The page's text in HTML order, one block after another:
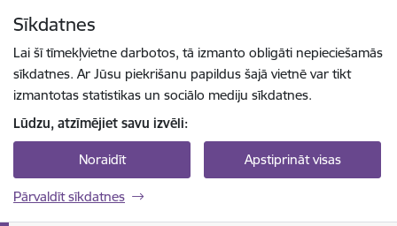
Sīkdatnes
Lai šī tīmekļvietne darbotos, tā izmanto obligāti nepieciešamās
sīkdatnes. Ar Jūsu piekrišanu papildus šajā vietnē var tikt
izmantotas statistikas un sociālo mediju sīkdatnes.
Lūdzu, atzīmējiet savu izvēli:
Noraidīt Apstiprināt visas
Pārvaldīt sīkdatnes